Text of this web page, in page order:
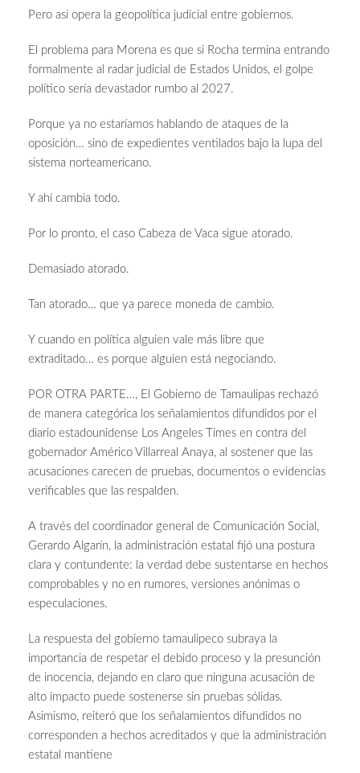
Pero así opera la geopolítica judicial entre gobiernos.
El problema para Morena es que si Rocha termina entrando
formalmente al radar judicial de Estados Unidos, el golpe
político sería devastador rumbo al 2027.
Porque ya no estaríamos hablando de ataques de la
oposición… sino de expedientes ventilados bajo la lupa del
sistema norteamericano.
Y ahí cambia todo.
Por lo pronto, el caso Cabeza de Vaca sigue atorado.
Demasiado atorado.
Tan atorado… que ya parece moneda de cambio.
Y cuando en política alguien vale más libre que
extraditado… es porque alguien está negociando.
POR OTRA PARTE…, El Gobierno de Tamaulipas rechazó
de manera categórica los señalamientos difundidos por el
diario estadounidense Los Angeles Times en contra del
gobernador Américo Villarreal Anaya, al sostener que las
acusaciones carecen de pruebas, documentos o evidencias
verificables que las respalden.
A través del coordinador general de Comunicación Social,
Gerardo Algarín, la administración estatal fijó una postura
clara y contundente: la verdad debe sustentarse en hechos
comprobables y no en rumores, versiones anónimas o
especulaciones.
La respuesta del gobierno tamaulipeco subraya la
importancia de respetar el debido proceso y la presunción
de inocencia, dejando en claro que ninguna acusación de
alto impacto puede sostenerse sin pruebas sólidas.
Asimismo, reiteró que los señalamientos difundidos no
corresponden a hechos acreditados y que la administración
estatal mantiene